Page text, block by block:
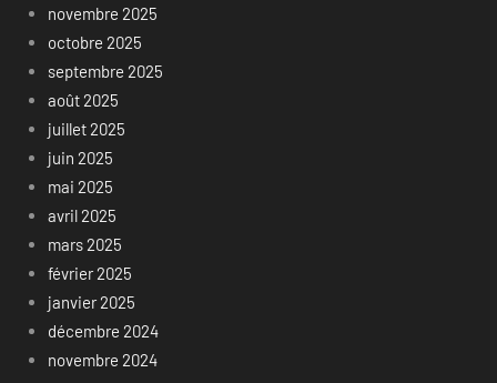
novembre 2025
octobre 2025
septembre 2025
août 2025
juillet 2025
juin 2025
mai 2025
avril 2025
mars 2025
février 2025
janvier 2025
décembre 2024
novembre 2024